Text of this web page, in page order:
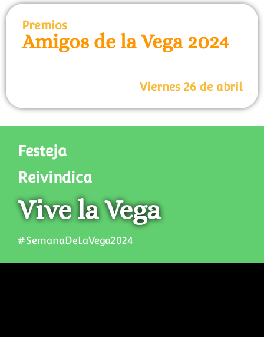
Premios
Amigos de la Vega 2024
Viernes 26 de abril
Festeja
Reivindica
Vive la Vega
#SemanaDeLaVega2024